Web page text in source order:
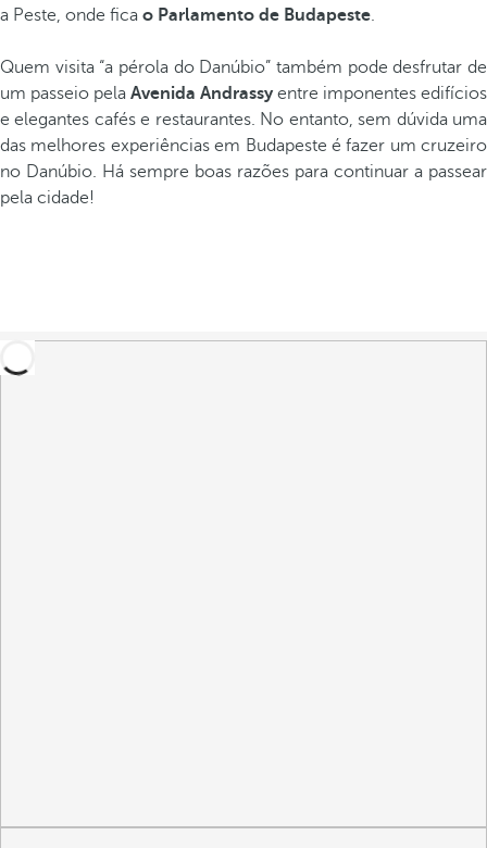
a Peste, onde fica o Parlamento de Budapeste.
Quem visita “a pérola do Danúbio” também pode desfrutar de
um passeio pela Avenida Andrassyentre imponentes edifícios
e elegantes cafés e restaurantes. No entanto, sem dúvida uma
das melhores experiências em Budapeste é fazer um cruzeiro
no Danúbio. Há sempre boas razões para continuar a passear
pela cidade!